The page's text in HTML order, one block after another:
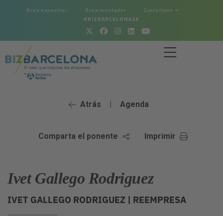
Área expositor Área montador Castellano
#BIZBARCELONA26
Atrás | Agenda
Comparta el ponente Imprimir
Ivet Gallego Rodriguez
IVET GALLEGO RODRIGUEZ | REEMPRESA